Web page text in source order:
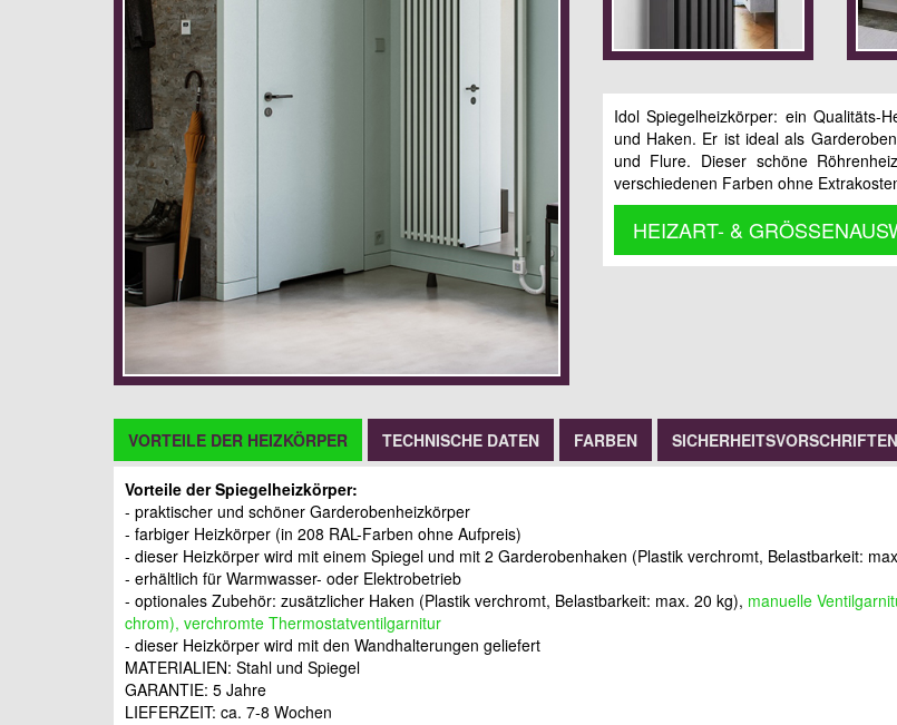
Idol Spiegelheizkörper: ein Qualitäts-
und Haken. Er ist ideal als
und Flure. Dieser schöne
verschiedenen Farben ohne
HEIZART- &
VORTEILE DER HEIZKÖRPER TECHNISCHE DATEN FARBEN SICHERHEITSVORSCHRIFTEN
Vorteile der Spiegelheizkörper:
- praktischer und schöner Garderobenheizkörper
- farbiger Heizkörper (in 208 RAL-Farben ohne Aufpreis)
- dieser Heizkörper wird mit einem Spiegel und mit 2 Garderobenhaken (Plastik verchromt, Belastbarkeit:
- erhältlich für Warmwasser- oder Elektrobetrieb
- optionales Zubehör: zusätzlicher Haken (Plastik verchromt, Belastbarkeit: max. 20 kg), manuelle
chrom), verchromte Thermostatventilgarnitur
- dieser Heizkörper wird mit den Wandhalterungen geliefert
MATERIALIEN: Stahl und Spiegel
GARANTIE: 5 Jahre
LIEFERZEIT: ca. 7-8 Wochen